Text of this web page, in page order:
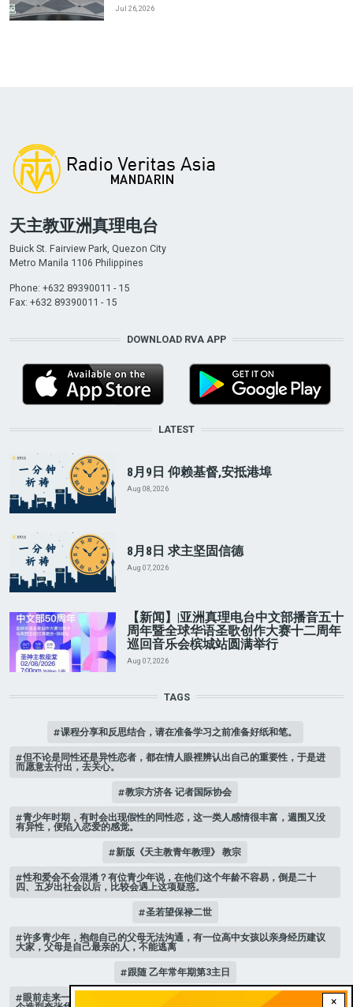
Jul 26, 2026
×
天主教亚洲真理电台
Buick St. Fairview Park, Quezon City
Metro Manila 1106 Philippines
Phone: +632 89390011 - 15
Fax: +632 89390011 - 15
DOWNLOAD RVA APP
LATEST
8月9日 仰赖基督,安抵港埠
Aug 08, 2026
8月8日 求主坚固信德
Aug 07, 2026
【新闻】|亚洲真理电台中文部播音五十
周年暨全球华语圣歌创作大赛十二周年
巡回音乐会槟城站圆满举行
Aug 07, 2026
TAGS
课程分享和反思结合，请在准备学习之前准备好纸和笔。
但不论是同性还是异性恋者，都在情人眼裡辨认出自己的重要性，于是进
而愿意去付出，去关心。
教宗方济各 记者国际协会
青少年时期，有时会出现假性的同性恋，这一类人感情很丰富，週围又没
有异性，便陷入恋爱的感觉。
新版《天主教青年教理》 教宗
性和爱会不会混淆？有位青少年说，在他们这个年龄不容易，倒是二十
四、五岁出社会以后，比较会遇上这项疑惑。
圣若望保禄二世
许多青少年，抱怨自己的父母无法沟通，有一位高中女孩以亲身经历建议
大家，父母是自己最亲的人，不能逃离
跟随 乙年常年期第3主日
眼前走来一位魔女，可爱的妖媚中带点邪恶，身上穿著宫廷的小丑服，整